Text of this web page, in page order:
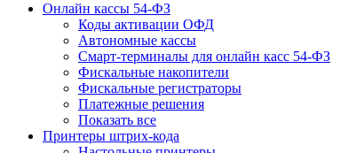
Онлайн кассы 54-ФЗ
Коды активации ОФД
Автономные кассы
Смарт-терминалы для онлайн касс 54-ФЗ
Фискальные накопители
Фискальные регистраторы
Платежные решения
Показать все
Принтеры штрих-кода